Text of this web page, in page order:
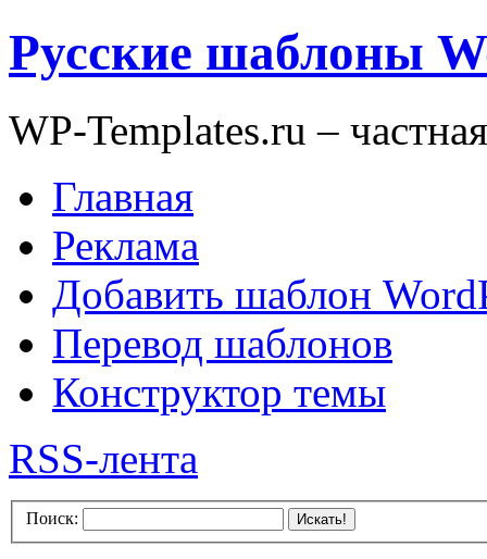
Русские шаблоны
WP-Templates.ru –
Главная
Реклама
Добавить шаблон
Перевод шаблонов
Конструктор темы
RSS-лента
Поиск: Искать!